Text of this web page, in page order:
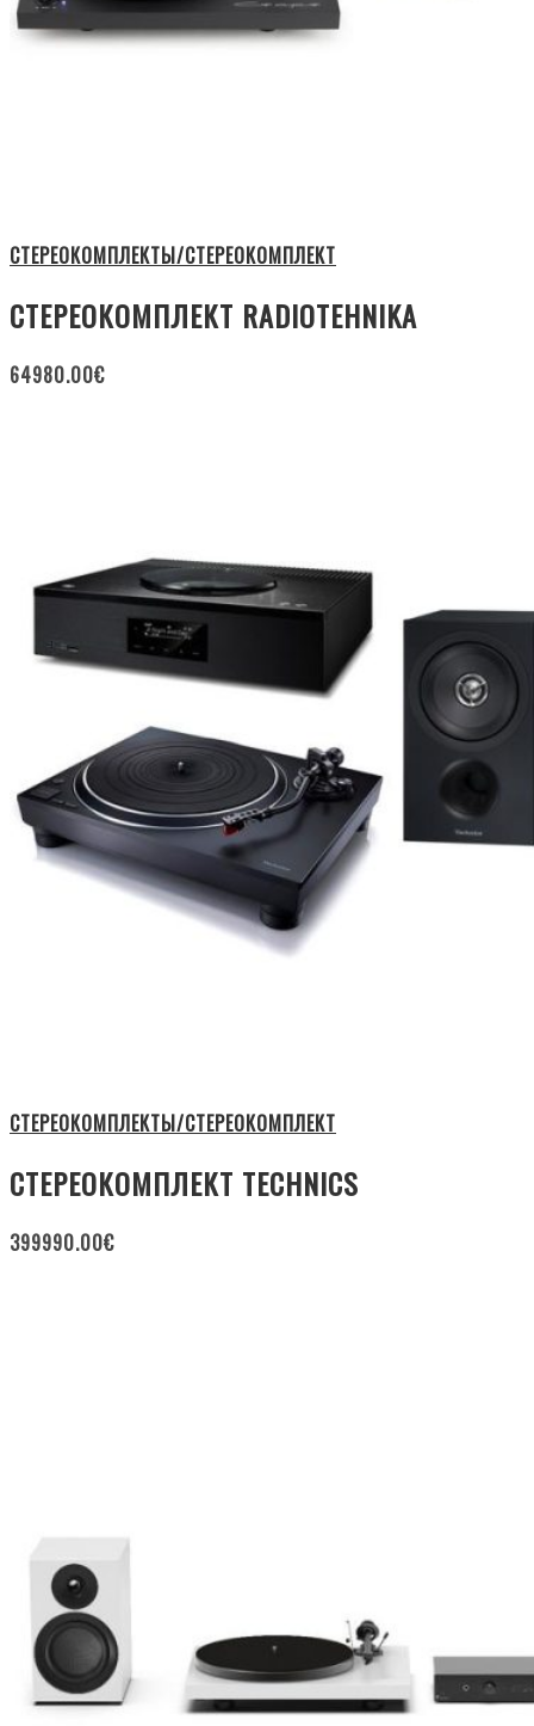
СТЕРЕОКОМПЛЕКТЫ/СТЕРЕОКОМПЛЕКТ
СТЕРЕОКОМПЛЕКТ RADIOTEHNIKA
64980.00€
СТЕРЕОКОМПЛЕКТЫ/СТЕРЕОКОМПЛЕКТ
СТЕРЕОКОМПЛЕКТ TECHNICS
399990.00€